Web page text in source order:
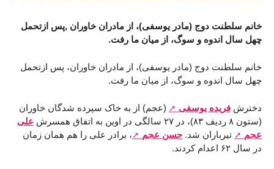
خانم سلطنت دوج (مادر یوسفی)، از مادران خاوران ,پس ازتحمل
چهل سال اندوه و سوگ، از میان ما رفت.
خانم سلطنت دوج (مادر یوسفی)، از مادران خاوران، پس ازتحمل
چهل سال اندوه و سوگ، از میان ما رفت.
دخترش فریده یوسفی
(عجم) از به خاک سپرده شدگان خاوران
(ستون ۸ ردیف ۸۳)، در ۲۷ سالگی در اوین به اتفاق همسرش
علی
عجم
تیرباران شد. حسن عجم
، برادر علی را هم همان زمان
در سال ۶۲ اعدام کردند.